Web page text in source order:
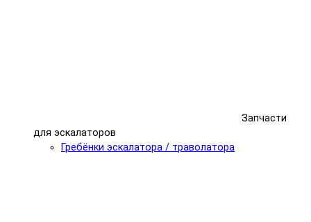
Запчасти
для эскалаторов
Гребёнки эскалатора / траволатора